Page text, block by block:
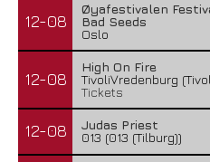
12-08
Øyafestivalen
Bad Seeds
Oslo
12-08
High On Fire
TivoliVredenburg
Tickets
12-08
Judas Priest
013 (013 (Tilburg))